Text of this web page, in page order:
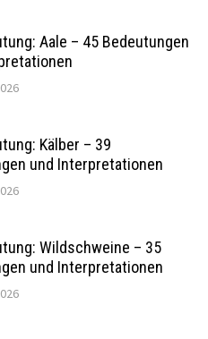
Aale – 45 Bedeutungen
Kälber – 39
und Interpretationen
Wildschweine – 35
und Interpretationen